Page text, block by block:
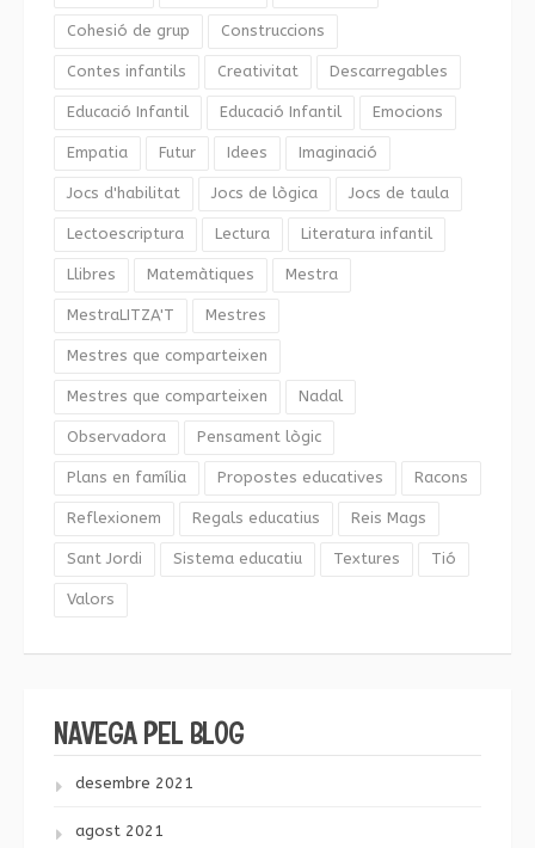
Cohesió de grup Construccions
Contes infantils Creativitat Descarregables
Educació Infantil Educació Infantil Emocions
Empatia Futur Idees Imaginació
Jocs d'habilitat Jocs de lògica Jocs de taula
Lectoescriptura Lectura Literatura infantil
Llibres Matemàtiques Mestra
MestraLITZA'T Mestres
Mestres que comparteixen
Mestres que comparteixen Nadal
Observadora Pensament lògic
Plans en família Propostes educatives Racons
Reflexionem Regals educatius Reis Mags
Sant Jordi Sistema educatiu Textures Tió
Valors
NAVEGA PEL BLOG
desembre 2021
agost 2021